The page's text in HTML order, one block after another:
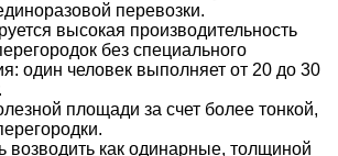
перевозки.
высокая производительность
без специального
один человек выполняет от 20 до 30
площади за счет более тонкой,
возводить как одинарные, толщиной